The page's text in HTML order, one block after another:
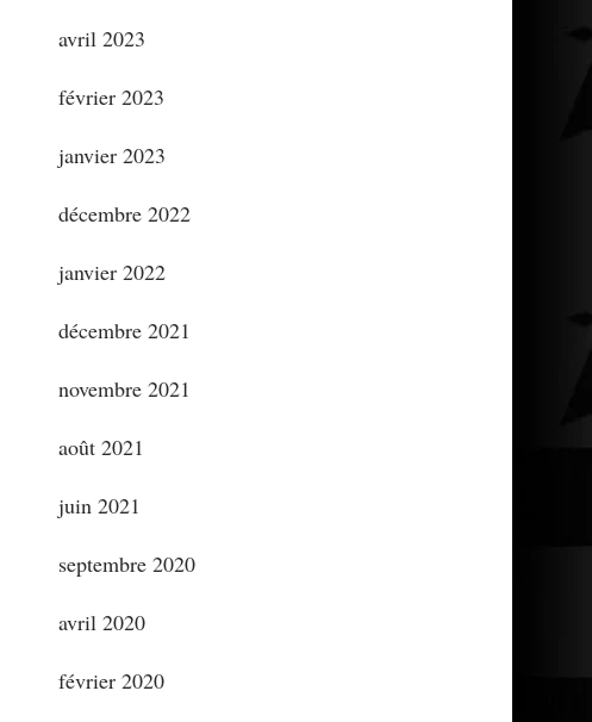
avril 2023
février 2023
janvier 2023
décembre 2022
janvier 2022
décembre 2021
novembre 2021
août 2021
juin 2021
septembre 2020
avril 2020
février 2020